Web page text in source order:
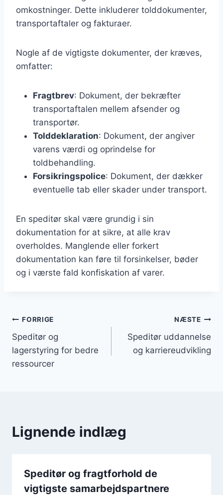
omkostninger. Dette inkluderer tolddokumenter,
transportaftaler og fakturaer.
Nogle af de vigtigste dokumenter, der kræves,
omfatter:
Fragtbrev: Dokument, der bekræfter
transportaftalen mellem afsender og
transportør.
Tolddeklaration: Dokument, der angiver
varens værdi og oprindelse for
toldbehandling.
Forsikringspolice: Dokument, der dækker
eventuelle tab eller skader under transport.
En speditør skal være grundig i sin
dokumentation for at sikre, at alle krav
overholdes. Manglende eller forkert
dokumentation kan føre til forsinkelser, bøder
og i værste fald konfiskation af varer.
Indlægsnavigation
FORRIGE
Speditør og
lagerstyring for bedre
ressourcer
NÆSTE
Speditør uddannelse
og karriereudvikling
Lignende indlæg
Speditør og fragtforhold de
vigtigste samarbejdspartnere